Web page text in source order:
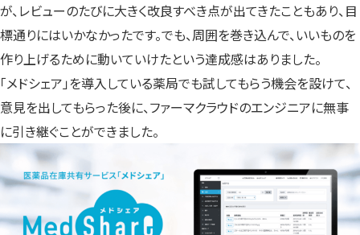
が、レビューのたびに大きく改良すべき点が出てきたこともあり、目
標通りにはいかなかったです。でも、周囲を巻き込んで、いいものを
作り上げるために動いていけたという達成感はありました。
「メドシェア」を導入している薬局でも試してもらう機会を設けて、
意見を出してもらった後に、ファーマクラウドのエンジニアに無事
に引き継ぐことができました。